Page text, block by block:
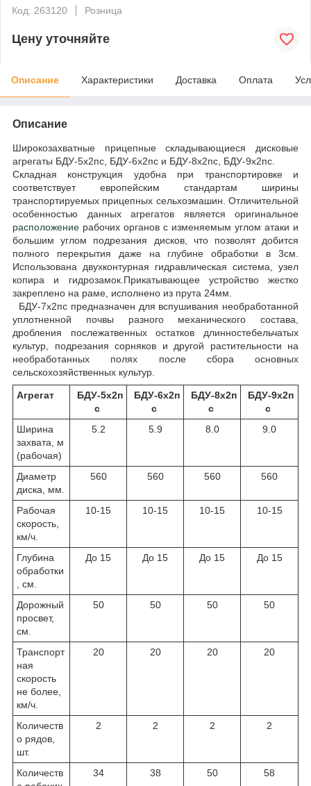
Код: 263120
Розница
Цену уточняйте
Описание Характеристики Доставка Оплата
Описание
Широкозахватные прицепные складывающиеся дисковые
агрегаты БДУ-5х2пс, БДУ-6х2пс и БДУ-8х2пс, БДУ-9х2пс
Складная конструкция удобна при транспортировке и
соответствует европейским стандартам ширины
транспортируемых прицепных сельхозмашин. Отличительной
особенностью данных агрегатов является оригинальное
расположение рабочих органов с изменяемым углом атаки и
большим углом подрезания дисков, что позволят добится
полного перекрытия даже на глубине обработки в 3см.
Использована двухконтурная гидравлическая система, узел
копира и гидрозамок.Прикатывающее устройство жестко
закреплено на раме, исполнено из прута 24мм.
БДУ-7х2пс предназначен для вспушивания необработанной
уплотненной почвы разного механического состава,
дробления послежатвенных остатков длинностебельчатых
культур, подрезания сорняков и другой растительности на
необработанных полях после сбора основных
сельскохозяйственных культур.
Агрегат
БДУ-5х2п
с
БДУ-6х2п
с
БДУ-8х2п
с
БДУ-9х2п
с
Ширина
захвата, м
(рабочая)
5.2 5.9 8.0 9.0
Диаметр
диска, мм.
560 560 560 560
Рабочая
скорость,
км/ч.
10-15 10-15 10-15 10-15
Глубина
обработки
, см.
До 15 До 15 До 15 До 15
Дорожный
просвет,
см.
50 50 50 50
Транспорт
ная
скорость
не более,
км/ч.
20 20 20 20
Количеств
о рядов,
шт.
2 2 2 2
Количеств
34 38 50 58